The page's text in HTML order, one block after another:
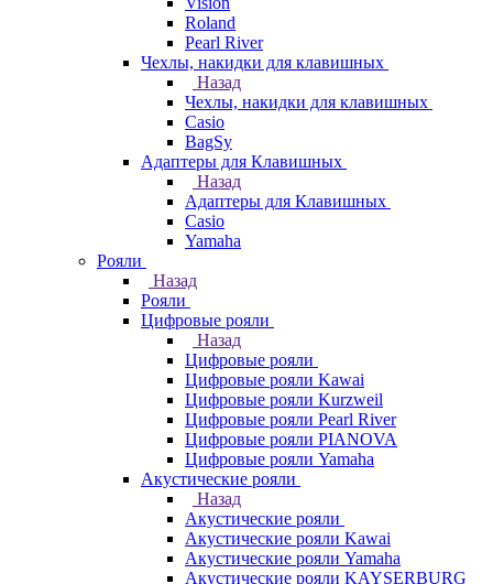
Roland
Pearl River
Чехлы, накидки для клавишных
Назад
Чехлы, накидки для клавишных
Casio
BagSy
Адаптеры для Клавишных
Назад
Адаптеры для Клавишных
Casio
Yamaha
Рояли
Назад
Рояли
Цифровые рояли
Назад
Цифровые рояли
Цифровые рояли Kawai
Цифровые рояли Kurzweil
Цифровые рояли Pearl River
Цифровые рояли PIANOVA
Цифровые рояли Yamaha
Акустические рояли
Назад
Акустические рояли
Акустические рояли Kawai
Акустические рояли Yamaha
Акустические рояли KAYSERBURG